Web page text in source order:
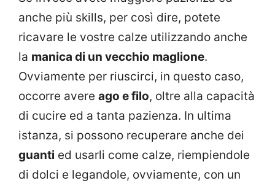
anche più skills, per così dire, potete
ricavare le vostre calze utilizzando anche
la manica di un vecchio maglione.
Ovviamente per riuscirci, in questo caso,
occorre avere ago e filo, oltre alla capacità
di cucire ed a tanta pazienza. In ultima
istanza, si possono recuperare anche dei
guanti ed usarli come calze, riempiendole
di dolci e legandole, ovviamente, con un